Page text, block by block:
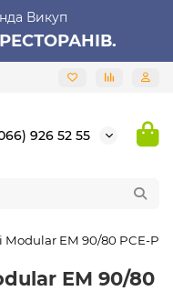
Викуп
926 52 55
Modular EM 90/80 PCE-P
EM 90/80